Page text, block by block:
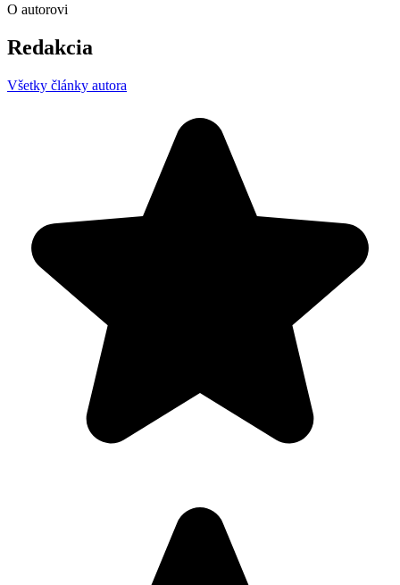
O autorovi
Redakcia
Všetky články autora